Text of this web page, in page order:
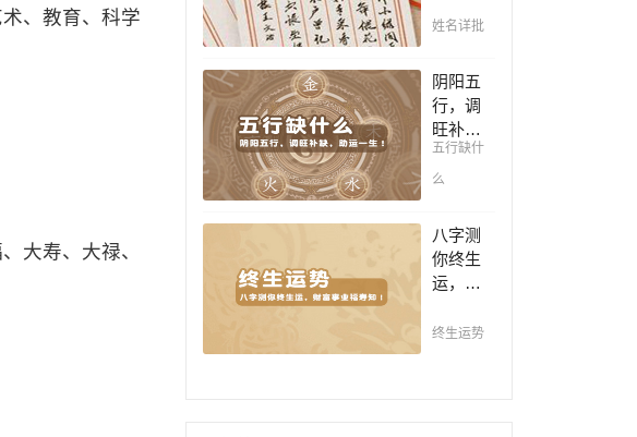
、教育、科学
大寿、大禄、
不利困
名判断
吉凶，
你的名
字真的
适合你
姓名详批
阴阳五
行，调
旺补
缺，助
运一
晓五
行，把
控起伏
波澜，
缺，助
五行缺什
么
八字测
你终生
运，财
福寿
终生运势